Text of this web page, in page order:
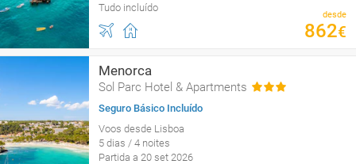
Tudo incluído
desde
862€
Menorca
Sol Parc Hotel & Apartments
Seguro Básico Incluído
Voos desde Lisboa
5 dias / 4 noites
Partida a 20 set 2026